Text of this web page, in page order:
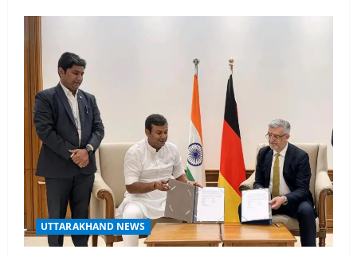
UTTARAKHAND NEWS
किसी भेदभाव के अंतिम व्यक्ति तक पहुंचेगा:
August 2, 2026
UTTARAKHAND NEWS